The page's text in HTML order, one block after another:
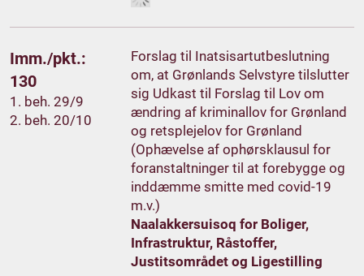
Imm./pkt.:
130
1. beh. 29/9
2. beh. 20/10
Forslag til Inatsisartutbeslutning
om, at Grønlands Selvstyre tilslutter
sig Udkast til Forslag til Lov om
ændring af kriminallov for Grønland
og retsplejelov for Grønland
(Ophævelse af ophørsklausul for
foranstaltninger til at forebygge og
inddæmme smitte med covid-19
m.v.)
Naalakkersuisoq for Boliger,
Infrastruktur, Råstoffer,
Justitsområdet og Ligestilling